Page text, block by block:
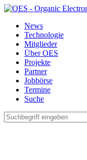
News
Technologie
Mitglieder
Über OES
Projekte
Partner
Jobbörse
Termine
Suche